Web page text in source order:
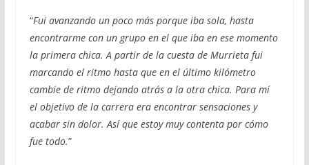
“Fui avanzando un poco más porque iba sola, hasta
encontrarme con un grupo en el que iba en ese momento
la primera chica. A partir de la cuesta de Murrieta fui
marcando el ritmo hasta que en el último kilómetro
cambie de ritmo dejando atrás a la otra chica. Para mí
el objetivo de la carrera era encontrar sensaciones y
acabar sin dolor. Así que estoy muy contenta por cómo
fue todo.”